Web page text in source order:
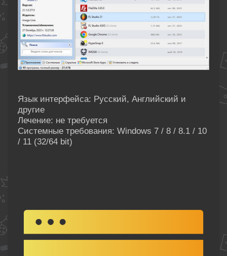
Язык интерфейса: Русский, Английский и
другие
Лечение: не требуется
Системные требования: Windows 7 / 8 / 8.1 / 10
/ 11 (32/64 bit)